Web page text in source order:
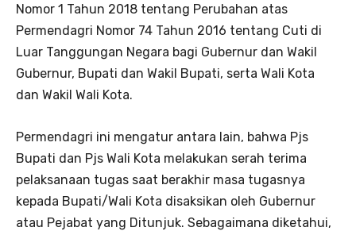
Nomor 1 Tahun 2018 tentang Perubahan atas
Permendagri Nomor 74 Tahun 2016 tentang Cuti di
Luar Tanggungan Negara bagi Gubernur dan Wakil
Gubernur, Bupati dan Wakil Bupati, serta Wali Kota
dan Wakil Wali Kota.
Permendagri ini mengatur antara lain, bahwa Pjs
Bupati dan Pjs Wali Kota melakukan serah terima
pelaksanaan tugas saat berakhir masa tugasnya
kepada Bupati/Wali Kota disaksikan oleh Gubernur
atau Pejabat yang Ditunjuk. Sebagaimana diketahui,